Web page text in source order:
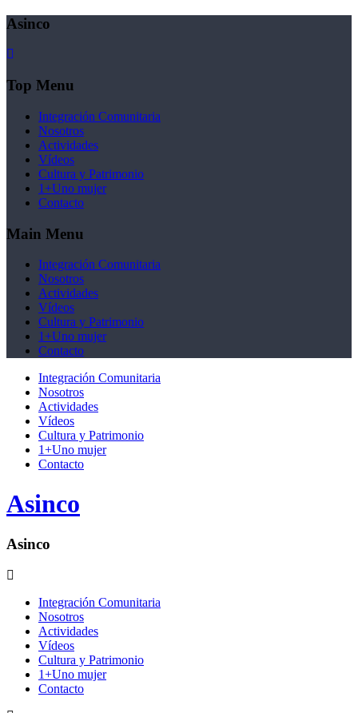
Asinco
Top Menu
Integración Comunitaria
Nosotros
Actividades
Vídeos
Cultura y Patrimonio
1+Uno mujer
Contacto
Main Menu
Integración Comunitaria
Nosotros
Actividades
Vídeos
Cultura y Patrimonio
1+Uno mujer
Contacto
Integración Comunitaria
Nosotros
Actividades
Vídeos
Cultura y Patrimonio
1+Uno mujer
Contacto
Asinco
Asinco
Integración Comunitaria
Nosotros
Actividades
Vídeos
Cultura y Patrimonio
1+Uno mujer
Contacto